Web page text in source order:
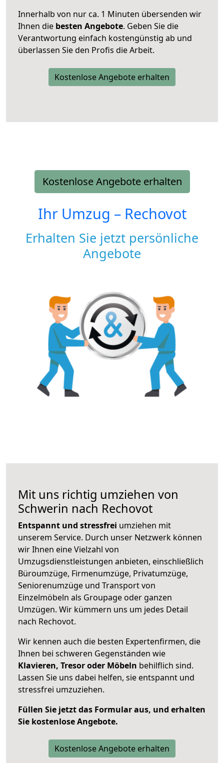
Innerhalb von nur ca. 1 Minuten übersenden wir
Ihnen die besten Angebote. Geben Sie die
Verantwortung einfach kostengünstig ab und
überlassen Sie den Profis die Arbeit.
Kostenlose Angebote erhalten
Kostenlose Angebote erhalten
Ihr Umzug – Rechovot
Erhalten Sie jetzt persönliche
Angebote
Mit uns richtig umziehen von
Schwerin nach Rechovot
Entspannt und stressfrei umziehen mit
unserem Service. Durch unser Netzwerk können
wir Ihnen eine Vielzahl von
Umzugsdienstleistungen anbieten, einschließlich
Büroumzüge, Firmenumzüge, Privatumzüge,
Seniorenumzüge und Transport von
Einzelmöbeln als Groupage oder ganzen
Umzügen. Wir kümmern uns um jedes Detail
nach Rechovot.
Wir kennen auch die besten Expertenfirmen, die
Ihnen bei schweren Gegenständen wie
Klavieren, Tresor oder Möbeln behilflich sind.
Lassen Sie uns dabei helfen, sie entspannt und
stressfrei umzuziehen.
Füllen Sie jetzt das Formular aus, und erhalten
Sie kostenlose Angebote.
Kostenlose Angebote erhalten